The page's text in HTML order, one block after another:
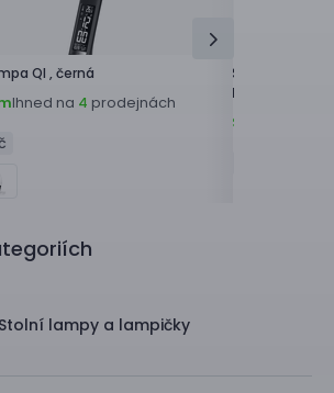
QI , černá
Ihned na 4 prodejnách
Stolní lampa
kov/světlé
Skladem
Stolní lampy a lampičky